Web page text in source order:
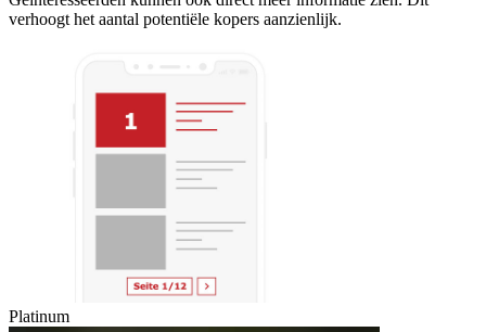
verhoogt het aantal potentiële kopers aanzienlijk.
Platinum